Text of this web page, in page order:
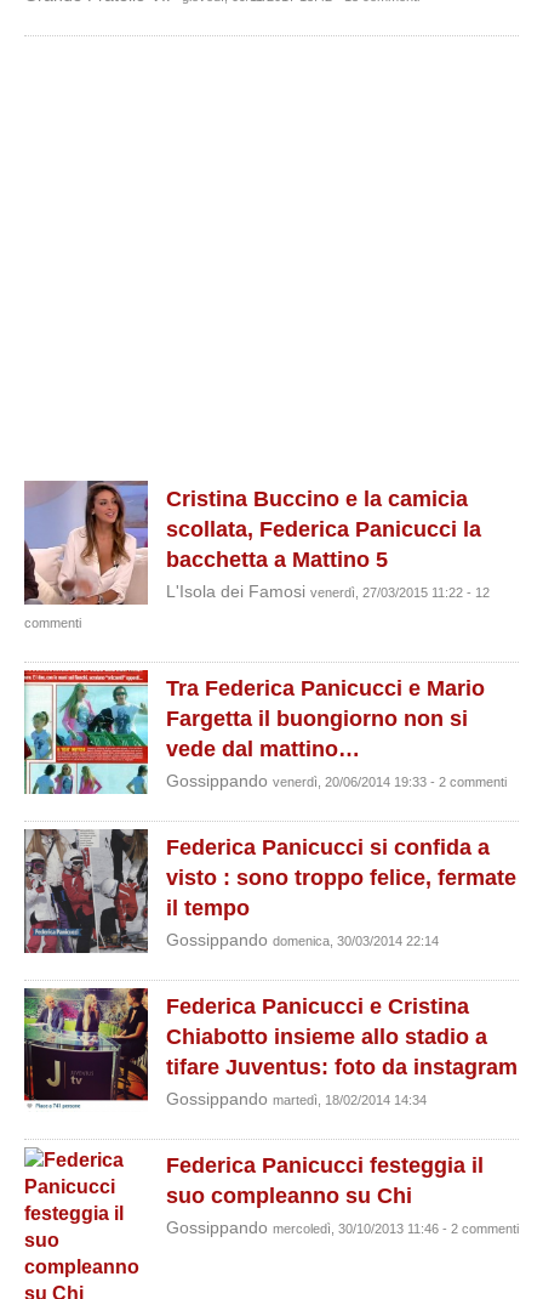
Cristina Buccino e la camicia
scollata, Federica Panicucci la
bacchetta a Mattino 5
L'Isola dei Famosi venerdì, 27/03/2015 11:22 - 12
commenti
Tra Federica Panicucci e Mario
Fargetta il buongiorno non si
vede dal mattino…
Gossippando venerdì, 20/06/2014 19:33 - 2 commenti
Federica Panicucci si confida a
visto : sono troppo felice, fermate
il tempo
Gossippando domenica, 30/03/2014 22:14
Federica Panicucci e Cristina
Chiabotto insieme allo stadio a
tifare Juventus: foto da instagram
Gossippando martedì, 18/02/2014 14:34
Federica Panicucci festeggia il
suo compleanno su Chi
Gossippando mercoledì, 30/10/2013 11:46 - 2 commenti